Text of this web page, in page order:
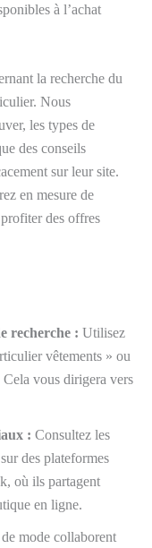
à l’achat
la recherche du
Nous
les types de
des conseils
sur leur site.
en mesure de
des offres
recherche : Utilisez
vêtements » ou
vous dirigera vers
: Consultez les
des plateformes
où ils partagent
en ligne.
mode collaborent